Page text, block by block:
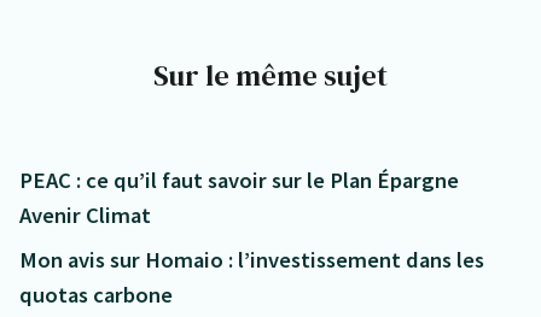
Sur le même sujet
PEAC : ce qu’il faut savoir sur le Plan Épargne
Avenir Climat
Mon avis sur Homaio : l’investissement dans les
quotas carbone